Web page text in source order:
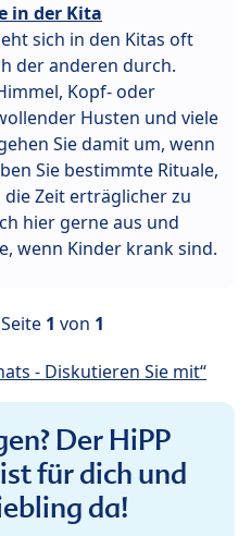
in der Kita
sich in den Kitas oft
der anderen durch.
Kopf- oder
Husten und viele
Sie damit um, wenn
Sie bestimmte Rituale,
Zeit erträglicher zu
hier gerne aus und
wenn Kinder krank sind.
1 von 1
- Diskutieren Sie mit“
Der HiPP
für dich und
da!